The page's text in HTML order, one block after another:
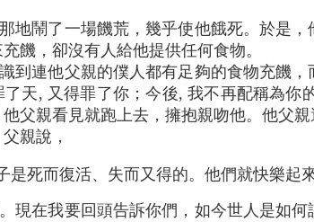
地鬧了一場饑荒，幾乎使他餓死。於是
饑，卻沒有人給他提供任何食物。
到連他父親的僕人都有足夠的食物充饑
天, 又得罪了你；今後, 我不再配稱為你
父親看見就跑上去，擁抱親吻他。他父
親說，
是死而復活、失而又得的。他們就快樂起
現在我要回頭告訴你們，如今世人是如